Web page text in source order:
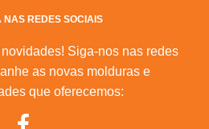
NAS REDES SOCIAIS
Siga-nos nas redes
as novas molduras e
que oferecemos: